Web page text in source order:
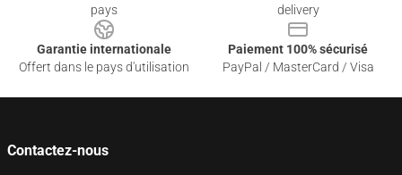
pays
delivery
Garantie internationale
Offert dans le pays d'utilisation
Paiement 100% sécurisé
PayPal / MasterCard / Visa
Contactez-nous